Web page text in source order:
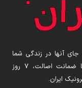
آنها در زندگی شما
خالیست! واردکننده مستقیم گجت‌های به‌روز با ضمانت اصالت، ۷ روز
ایران.